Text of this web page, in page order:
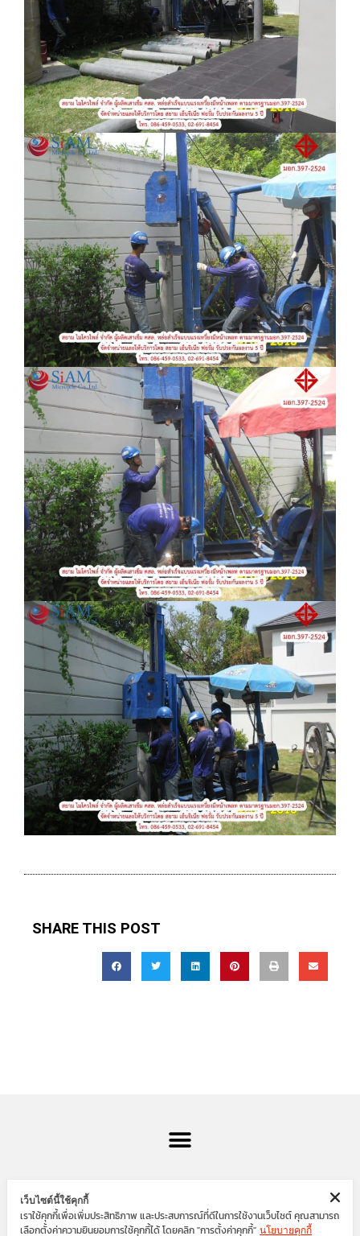
SHARE THIS POST
SIAM ENGINEER GROUP
เว็บไซต์นี้ใช้คุกกี้
เราใช้คุกกี้เพื่อเพิ่มประสิทธิภาพ และประสบการณ์ที่ดีในการใช้งานเว็บไซต์ คุณสามารถ
เลือกตั้งค่าความยินยอมการใช้คุกกี้ได้ โดยคลิก "การตั้งค่าคุกกี้" นโยบายคุกกี้